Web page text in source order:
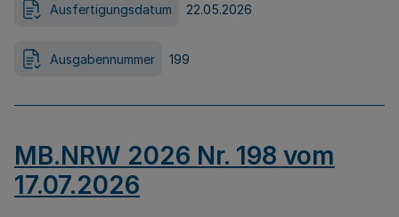
Ausfertigungsdatum 22.05.2026
Ausgabennummer 199
MB.NRW 2026 Nr. 198 vom
17.07.2026